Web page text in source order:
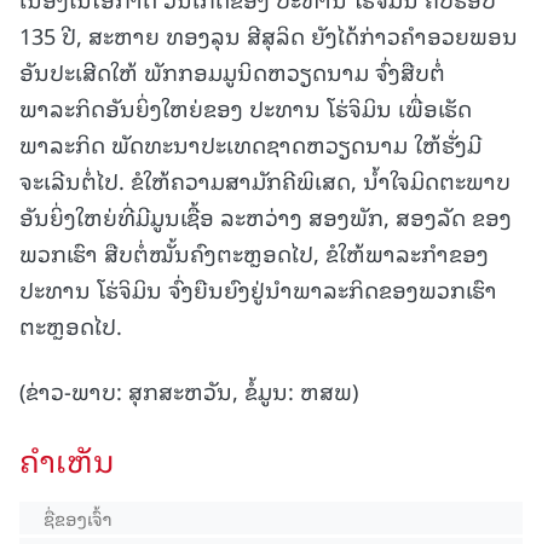
135 ປີ, ສະຫາຍ ທອງລຸນ ສີສຸລິດ ຍັງໄດ້ກ່າວຄຳອວຍພອນ
ອັນປະເສີດໃຫ້ ພັກກອມມູນິດຫວຽດນາມ ຈົ່ງສືບຕໍ່
ພາລະກິດອັນຍິ່ງໃຫຍ່ຂອງ ປະທານ ໂຮ່ຈິມິນ ເພື່ອເຮັດ
ພາລະກິດ ພັດທະນາປະເທດຊາດຫວຽດນາມ ໃຫ້ຮັ່ງມີ
ຈະເລີນຕໍ່ໄປ. ຂໍໃຫ້ຄວາມສາມັກຄີພິເສດ, ນໍ້າໃຈມິດຕະພາບ
ອັນຍິ່ງໃຫຍ່ທີ່ມີມູນເຊື້ອ ລະຫວ່າງ ສອງພັກ, ສອງລັດ ຂອງ
ພວກເຮົາ ສືບຕໍ່ໝັ້ນຄົງຕະຫຼອດໄປ, ຂໍໃຫ້ພາລະກໍາຂອງ
ປະທານ ໂຮ່ຈິມິນ ຈົ່ງຍືນຍົງຢູ່ນໍາພາລະກິດຂອງພວກເຮົາ
ຕະຫຼອດໄປ.
(ຂ່າວ-ພາບ: ສຸກສະຫວັນ, ຂໍ້ມູນ: ຫສພ)
ຄໍາເຫັນ